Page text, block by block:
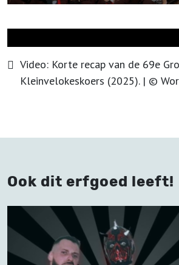
Video: Korte recap van de 69e
Kleinvelokeskoers (2025). | ©
Ook dit erfgoed leeft!